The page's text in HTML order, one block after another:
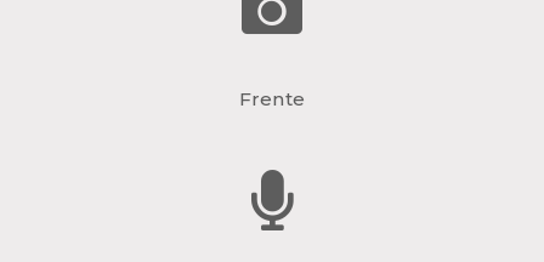
Frente